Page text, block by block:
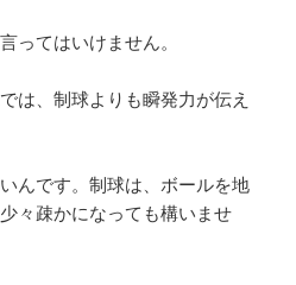
ってはいけません。
は、制球よりも瞬発力が伝え
んです。制球は、ボールを地
々疎かになっても構いませ